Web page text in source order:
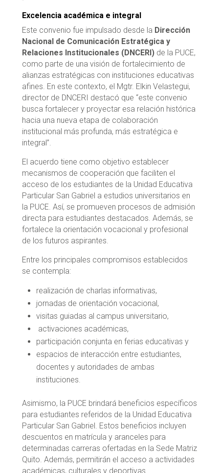
Excelencia académica e integral
Este convenio fue impulsado desde la Dirección
Nacional de Comunicación Estratégica y
Relaciones Institucionales (DNCERI) de la PUCE,
como parte de una visión de fortalecimiento de
alianzas estratégicas con instituciones educativas
afines. En este contexto, el Mgtr. Elkin Velastegui,
director de DNCERI destacó que “este convenio
busca fortalecer y proyectar esa relación histórica
hacia una nueva etapa de colaboración
institucional más profunda, más estratégica e
integral”.
El acuerdo tiene como objetivo establecer
mecanismos de cooperación que faciliten el
acceso de los estudiantes de la Unidad Educativa
Particular San Gabriel a estudios universitarios en
la PUCE. Así, se promueven procesos de admisión
directa para estudiantes destacados. Además, se
fortalece la orientación vocacional y profesional
de los futuros aspirantes.
Entre los principales compromisos establecidos
se contempla:
realización de charlas informativas,
jornadas de orientación vocacional,
visitas guiadas al campus universitario,
activaciones académicas,
participación conjunta en ferias educativas y
espacios de interacción entre estudiantes,
docentes y autoridades de ambas
instituciones.
Asimismo, la PUCE brindará beneficios específicos
para estudiantes referidos de la Unidad Educativa
Particular San Gabriel. Estos beneficios incluyen
descuentos en matrícula y aranceles para
determinadas carreras ofertadas en la Sede Matriz
Quito. Además, permitirán el acceso a actividades
académicas, culturales y deportivas.